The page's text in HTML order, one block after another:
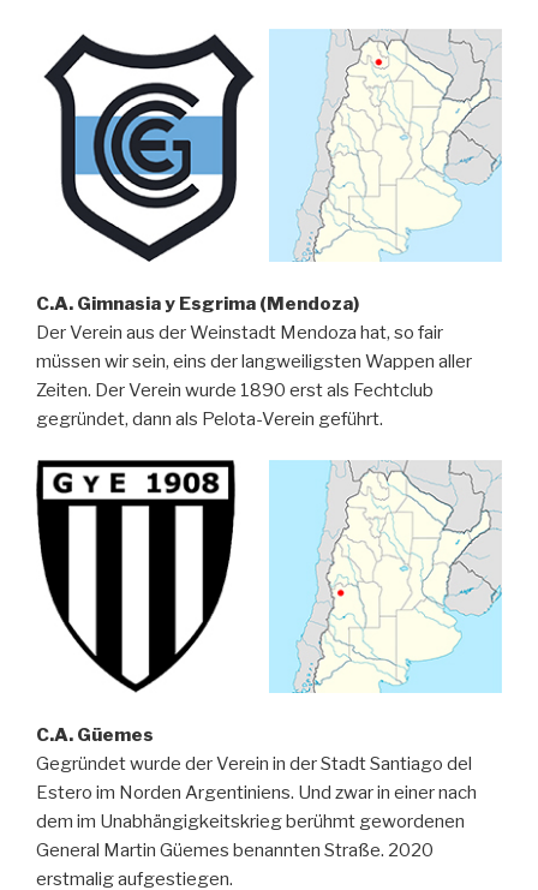
C.A. Gimnasia y Esgrima (Mendoza)
Der Verein aus der Weinstadt Mendoza hat, so fair
müssen wir sein, eins der langweiligsten Wappen aller
Zeiten. Der Verein wurde 1890 erst als Fechtclub
gegründet, dann als Pelota-Verein geführt.
C.A. Güemes
Gegründet wurde der Verein in der Stadt Santiago del
Estero im Norden Argentiniens. Und zwar in einer nach
dem im Unabhängigkeitskrieg berühmt gewordenen
General Martin Güemes benannten Straße. 2020
erstmalig aufgestiegen.